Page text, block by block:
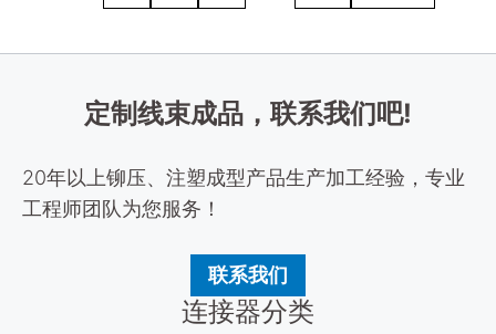
定制线束成品，联系我们吧!
20年以上铆压、注塑成型产品生产加工经验，专业
工程师团队为您服务！
联系我们
连接器分类